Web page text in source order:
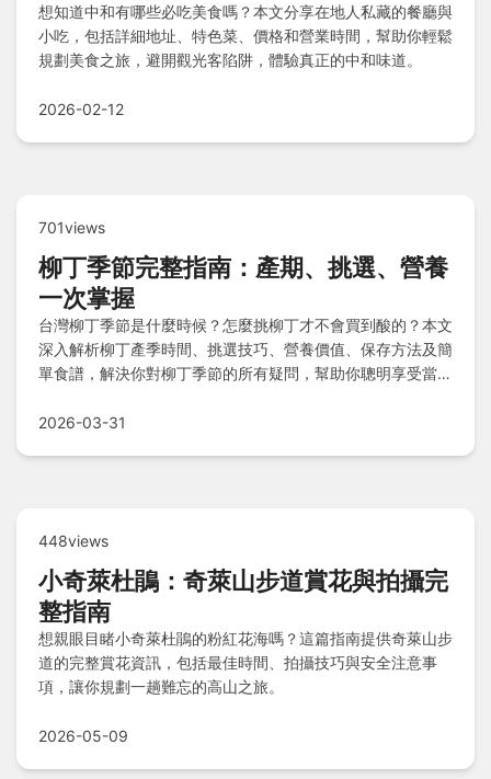
想知道中和有哪些必吃美食嗎？本文分享在地人私藏的餐廳與
小吃，包括詳細地址、特色菜、價格和營業時間，幫助你輕鬆
規劃美食之旅，避開觀光客陷阱，體驗真正的中和味道。
2026-02-12
701views
柳丁季節完整指南：產期、挑選、營養
一次掌握
台灣柳丁季節是什麼時候？怎麼挑柳丁才不會買到酸的？本文
深入解析柳丁產季時間、挑選技巧、營養價值、保存方法及簡
單食譜，解決你對柳丁季節的所有疑問，幫助你聰明享受當季
2026-03-31
448views
小奇萊杜鵑：奇萊山步道賞花與拍攝完
整指南
想親眼目睹小奇萊杜鵑的粉紅花海嗎？這篇指南提供奇萊山步
道的完整賞花資訊，包括最佳時間、拍攝技巧與安全注意事
項，讓你規劃一趟難忘的高山之旅。
2026-05-09